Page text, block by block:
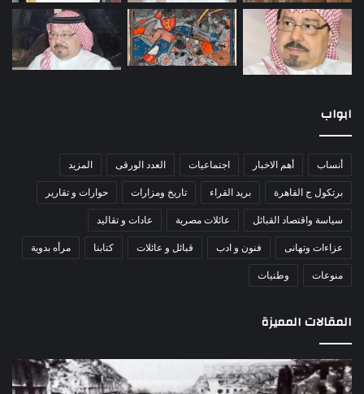
ابواب
أنساب أهم الاخبار اجتماعيات العدد الورقى المزيد
برتكول ج القاهرة بريد القراء تاريخ ومزارات حوارات و تقارير
سياسة واقتصاد القبائل عائلات مصرية عادات و تقاليد
عزاءات وتهانى فنون و ادب قبائل و عائلات كتابنا مرأه بدوية
منوعات وطنيات
المقالات المميزة
اللواء
دكتور